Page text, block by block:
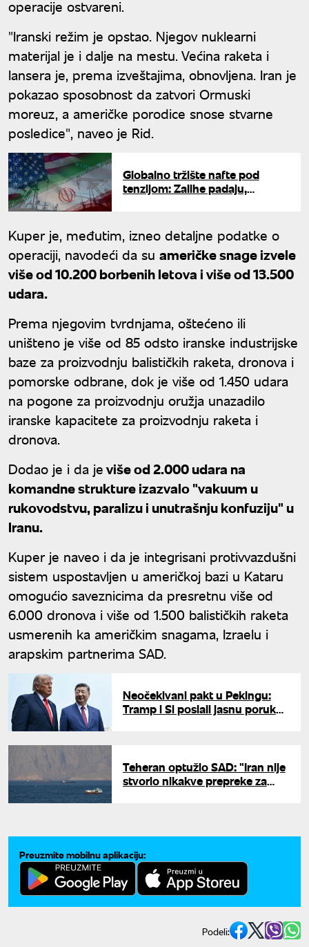
operacije ostvareni.
"Iranski režim je opstao. Njegov nuklearni
materijal je i dalje na mestu. Većina raketa i
lansera je, prema izveštajima, obnovljena. Iran je
pokazao sposobnost da zatvori Ormuski
moreuz, a američke porodice snose stvarne
posledice", naveo je Rid.
Globalno tržište nafte pod
tenzijom: Zalihe padaju,
Kuper je, međutim, izneo detaljne podatke o
operaciji, navodeći da su američke snage izvele
više od 10.200 borbenih letova i više od 13.500
udara.
Prema njegovim tvrdnjama, oštećeno ili
uništeno je više od 85 odsto iranske industrijske
baze za proizvodnju balističkih raketa, dronova i
pomorske odbrane, dok je više od 1.450 udara
na pogone za proizvodnju oružja unazadilo
iranske kapacitete za proizvodnju raketa i
dronova.
Dodao je i da jeviše od 2.000 udara na
komandne strukture izazvalo "vakuum u
rukovodstvu, paralizu i unutrašnju konfuziju" u
Iranu.
Kuper je naveo i da je integrisani protivvazdušni
sistem uspostavljen u američkoj bazi u Kataru
omogućio saveznicima da presretnu više od
6.000 dronova i više od 1.500 balističkih raketa
usmerenih ka američkim snagama, Izraelu i
arapskim partnerima SAD.
Neočekivani pakt u Pekingu:
Tramp i Si poslali jasnu poruku
Teheran optužio SAD: "Iran nije
stvorio nikakve prepreke za
Preuzmite mobilnu aplikaciju:
Podeli: